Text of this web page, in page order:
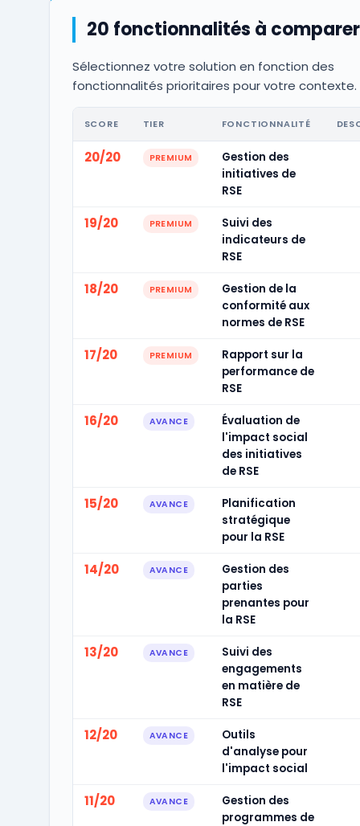
20 fonctionnalités à comparer
Sélectionnez votre solution en fonction des
fonctionnalités prioritaires pour votre contexte.
SCORE TIER FONCTIONNALITÉ
20/20 PREMIUM
Gestion des
initiatives de
RSE
19/20 PREMIUM
Suivi des
indicateurs de
RSE
18/20 PREMIUM
Gestion de la
conformité aux
normes de RSE
17/20 PREMIUM
Rapport sur la
performance de
RSE
16/20 AVANCE
Évaluation de
l'impact social
des initiatives
de RSE
15/20 AVANCE
Planification
stratégique
pour la RSE
14/20 AVANCE
Gestion des
parties
prenantes pour
la RSE
13/20 AVANCE
Suivi des
engagements
en matière de
RSE
12/20 AVANCE
Outils
d'analyse pour
l'impact social
11/20 AVANCE
Gestion des
programmes de